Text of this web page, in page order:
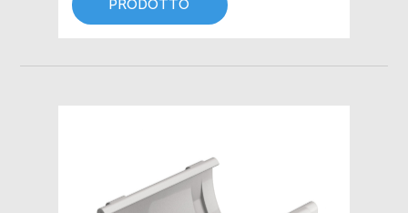
PRODOTTO